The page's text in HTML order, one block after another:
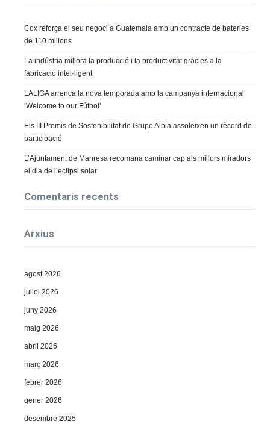
Cox reforça el seu negoci a Guatemala amb un contracte de bateries
de 110 milions
La indústria millora la producció i la productivitat gràcies a la
fabricació intel·ligent
LALIGA arrenca la nova temporada amb la campanya internacional
‘Welcome to our Fútbol’
Els III Premis de Sostenibilitat de Grupo Albia assoleixen un rècord de
participació
L’Ajuntament de Manresa recomana caminar cap als millors miradors
el dia de l’eclipsi solar
Comentaris recents
Arxius
agost 2026
juliol 2026
juny 2026
maig 2026
abril 2026
març 2026
febrer 2026
gener 2026
desembre 2025